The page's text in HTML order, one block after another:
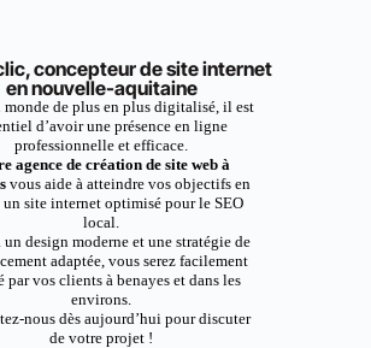
concepteur de site internet
en nouvelle-aquitaine
monde de plus en plus digitalisé, il est
d’avoir une présence en ligne
professionnelle et efficace.
agence de création de site web à
vous aide à atteindre vos objectifs en
un site internet optimisé pour le SEO
local.
un design moderne et une stratégie de
adaptée, vous serez facilement
par vos clients à benayes et dans les
environs.
nous dès aujourd’hui pour discuter
de votre projet !